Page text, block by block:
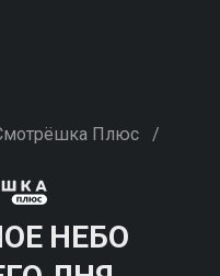
Плюс /
НЕБО